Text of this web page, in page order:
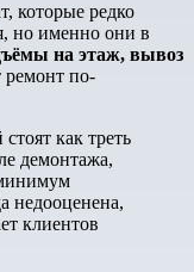
которые редко
но именно они в
на этаж, вывоз
ремонт по-
как треть
демонтажа,
недооценена,
клиентов